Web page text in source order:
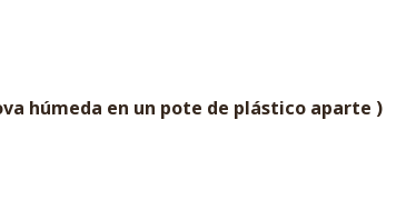
húmeda en un pote de plástico aparte )